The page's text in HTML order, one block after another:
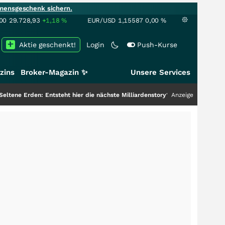
sichern.
29.728,93 +1,18% EUR/USD 1,15587 0,00 %
Login Push-Kurse
Aktie geschenkt!
Broker-Magazin ✨ Unsere Services
Entsteht hier die nächste Milliardenstory?+++ Anzeige